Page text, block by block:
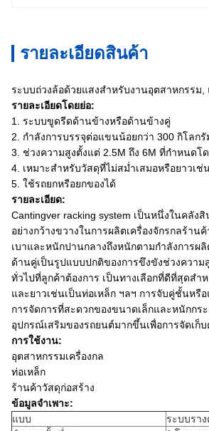
รายละเอียดสินค้า
ระบบถ่วงล้อด้วยแสงสำหรับงานอุตสาหกรรม,
รายละเอียดโดยย่อ:
1. ระบบขูดรีดด้านข้างหรือด้านข้างคู่
2. กำลังการบรรจุต่อแขนน้อยกว่า 300 กิโลกรั
3. ช่วงความสูงตั้งแต่ 2.5M ถึง 6M ที่กำหนดโ
4. เหมาะสำหรับวัสดุที่ไม่สม่ำเสมอหรือยาวเช่
5. ใช้รถยกหรือยกของได้
รายละเอียด:
Cantingver racking system เป็นหนึ่งในคลัง
อย่างกว้างขวางในการผลิตเครื่องจักรกลร้าน
เบาและหนักปานกลางถึงหนักตามกำลังการผ
ด้านคู่เป็นรูปแบบปกติของการขึงขังช่วงความ
ทั่วไปที่ลูกค้าต้องการ เป็นทางเลือกที่ดีที่สุดสำ
และยาวเช่นเป็นท่อเหล็ก ฯลฯ การจับคู่ชั้นหรื
การจัดการที่สะดวกของขนาดเล็กและหนักกระ
อุปกรณ์เสริมของรถยนต์มากขึ้นเพื่อการจัดเก็
การใช้งาน:
อุตสาหกรรมเครื่องกล
ท่อเหล็ก
ร้านค้าวัสดุก่อสร้าง
ข้อมูลจำเพาะ:
แบบ
ระบบรา